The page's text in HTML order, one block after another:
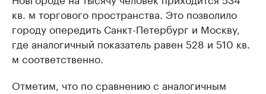
кв. м торгового пространства. Это позволило
городу опередить Санкт-Петербург и Москву,
где аналогичный показатель равен 528 и 510 кв.
м соответственно.
Отметим, что по сравнению с аналогичным